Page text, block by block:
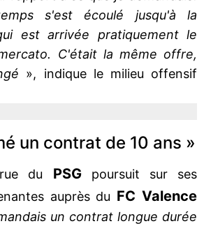
s'est écoulé jusqu'à la
est arrivée pratiquement le
C'était la même offre,
», indique le milieu offensif
un contrat de 10 ans »
du PSGpoursuit sur ses
auprès du FC Valence
un contrat longue durée